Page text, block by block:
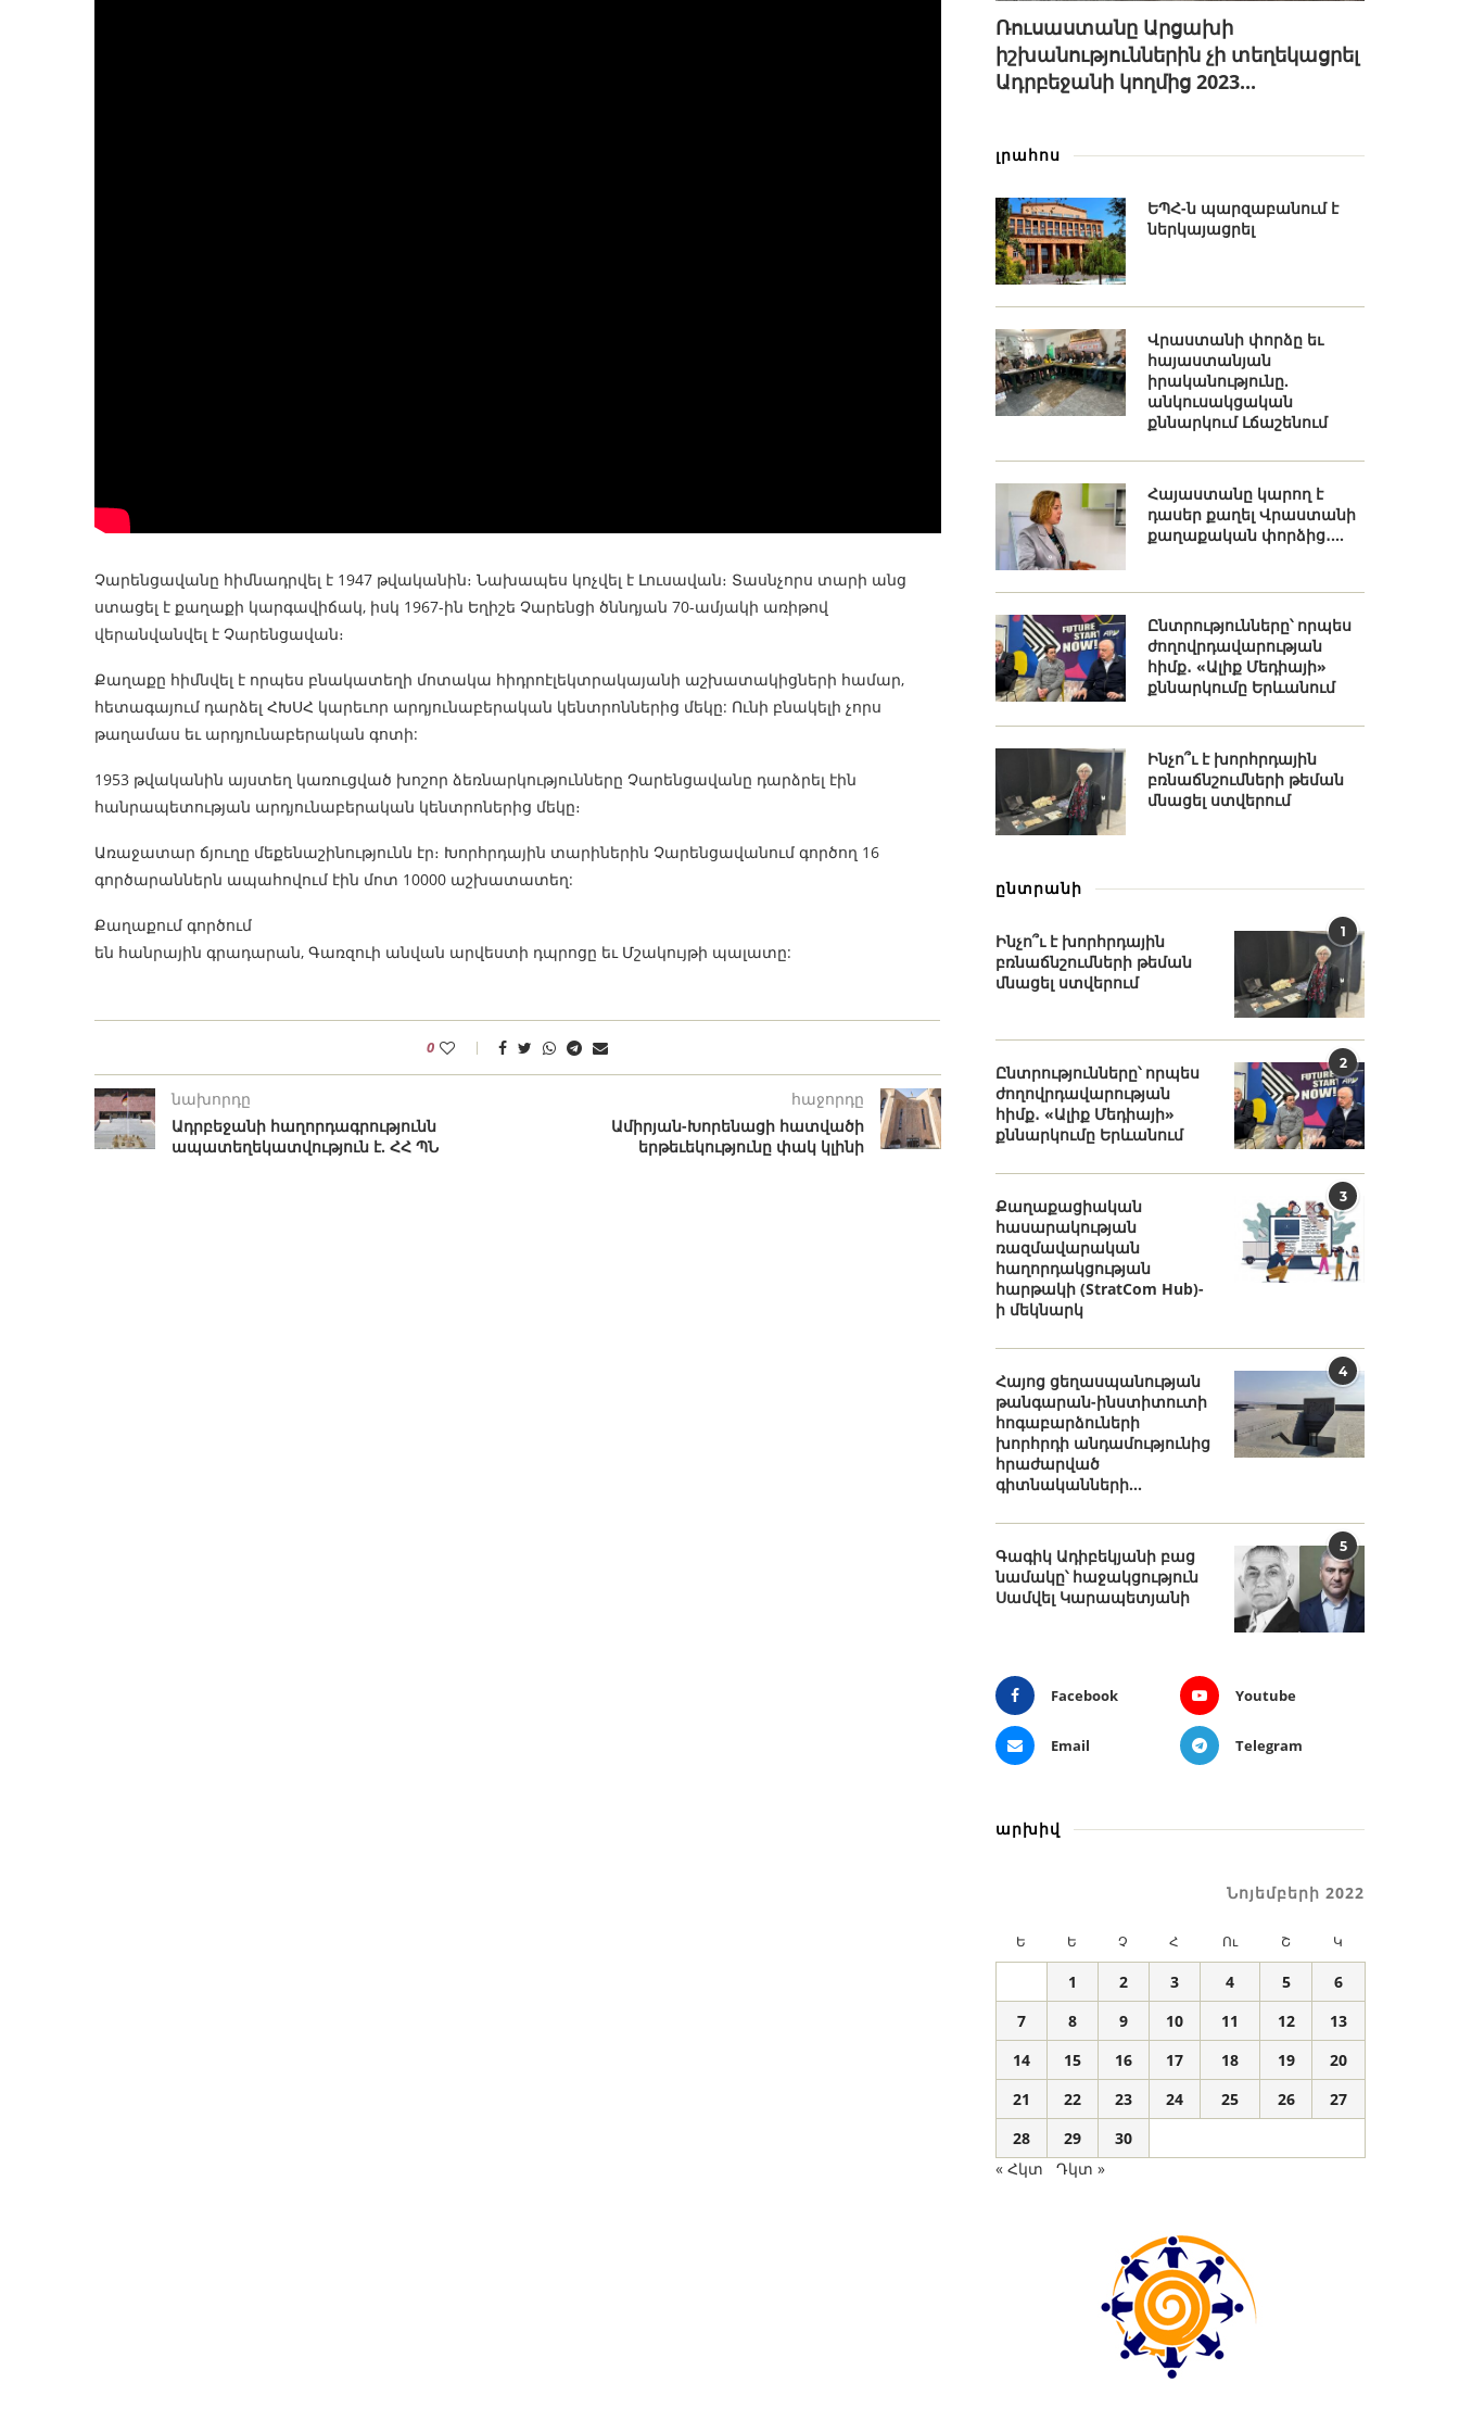
Չարենցավանը հիմնադրվել է 1947 թվականին։ Նախապես կոչվել է Լուսավան։ Տասնչորս տարի անց
ստացել է քաղաքի կարգավիճակ, իսկ 1967-ին Եղիշե Չարենցի ծննդյան 70-ամյակի առիթով
վերանվանվել է Չարենցավան։
Քաղաքը հիմնվել է որպես բնակատեղի մոտակա հիդրոէլեկտրակայանի աշխատակիցների համար,
հետագայում դարձել ՀԽՍՀ կարեւոր արդյունաբերական կենտրոններից մեկը: Ունի բնակելի չորս
թաղամաս եւ արդյունաբերական գոտի:
1953 թվականին այստեղ կառուցված խոշոր ձեռնարկությունները Չարենցավանը դարձրել էին
հանրապետության արդյունաբերական կենտրոներից մեկը։
Առաջատար ճյուղը մեքենաշինությունն էր։ Խորհրդային տարիներին Չարենցավանում գործող 16
գործարաններն ապահովում էին մոտ 10000 աշխատատեղ:
Քաղաքում գործում
են հանրային գրադարան, Գառզուի անվան արվեստի դպրոցը եւ Մշակույթի պալատը:
0
նախորդը
Ադրբեջանի հաղորդագրությունն
ապատեղեկատվություն է. ՀՀ ՊՆ
հաջորդը
Ամիրյան-Խորենացի հատվածի
երթեւեկությունը փակ կլինի
Ռուսաստանը Արցախի
իշխանություններին չի տեղեկացրել
Ադրբեջանի կողմից 2023...
լրահոս
ԵՊՀ-ն պարզաբանում է
ներկայացրել
Վրաստանի փորձը եւ
հայաստանյան
իրականությունը.
անկուսակցական
քննարկում Լճաշենում
Հայաստանը կարող է
դասեր քաղել Վրաստանի
քաղաքական փորձից․...
Ընտրությունները՝ որպես
ժողովրդավարության
հիմք․ «Ալիք Մեդիայի»
քննարկումը Երևանում
Ինչո՞ւ է խորհրդային
բռնաճնշումների թեման
մնացել ստվերում
ընտրանի
1
Ինչո՞ւ է խորհրդային
բռնաճնշումների թեման
մնացել ստվերում
2
Ընտրությունները՝ որպես
ժողովրդավարության
հիմք․ «Ալիք Մեդիայի»
քննարկումը Երևանում
3
Քաղաքացիական
հասարակության
ռազմավարական
հաղորդակցության
հարթակի (StratCom Hub)-
ի մեկնարկ
4
Հայոց ցեղասպանության
թանգարան-ինստիտուտի
հոգաբարձուների
խորհրդի անդամությունից
հրաժարված
գիտնականների...
5
Գագիկ Ադիբեկյանի բաց
նամակը՝ հաջակցություն
Սամվել Կարապետյանի
Facebook Youtube
Email Telegram
արխիվ
Նոյեմբերի 2022
Ե Ե Չ Հ Ու Շ Կ
1 2 3 4 5
6
7
8 9 10 11 12
13
14
15 16 17 18 19
20
21
22 23 24 25 26
27
28
29
30
« Հկտ
Դկտ »